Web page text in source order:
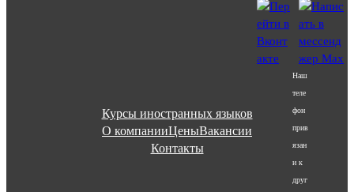
Курсы иностранных языков
О компанииЦеныВакансии
Контакты
Наш
теле
фон
прив
язан
и к
друг